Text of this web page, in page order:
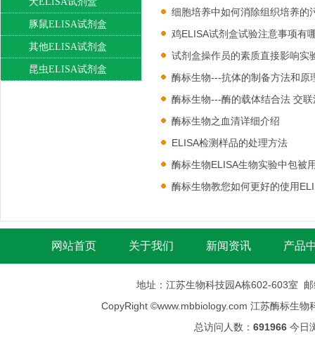
豚鼠ELISA试剂盒
其他ELISA试剂盒
昆虫ELISA试剂盒
细胞培养中如何消除组织培养的
鸡ELISA试剂盒试验注意事项有
试剂盒操作员的素质直接影响实
酶标生物---抗体的制备方法和原
酶标生物---酶的载体结合法 交
酶标生物之血清详细介绍
ELISA检测样品的处理方法
酶标生物ELISA生物实验中包被
酶标生物教您如何更好的使用
网站首页 关于我们 新闻资讯 产品
地址：江苏生物科技园A栋602-603室
CopyRight ©www.mbbiology.com 江苏酶标生物
总访问人数： 691966 今日